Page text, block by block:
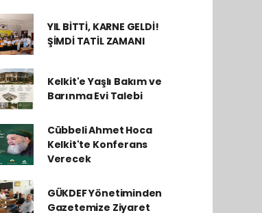
YIL BİTTİ, KARNE GELDİ!
ŞİMDİ TATİL ZAMANI
Kelkit'e Yaşlı Bakım ve
Barınma Evi Talebi
Cübbeli Ahmet Hoca
Kelkit'te Konferans
Verecek
GÜKDEF Yönetiminden
Gazetemize Ziyaret